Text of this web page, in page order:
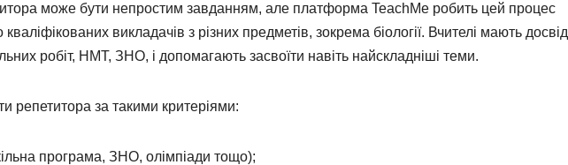
може бути непростим завданням, але платформа TeachMe робить цей процес
викладачів з різних предметів, зокрема біології. Вчителі мають досвід
робіт, НМТ, ЗНО, і допомагають засвоїти навіть найскладніші теми.
репетитора за такими критеріями:
програма, ЗНО, олімпіади тощо);